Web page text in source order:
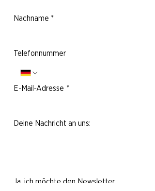
Nachname *
Telefonnummer
E-Mail-Adresse *
Deine Nachricht an uns:
Ja, ich möchte den Newsletter